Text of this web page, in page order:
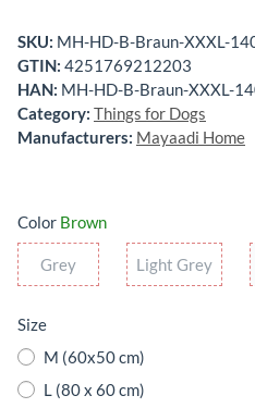
SKU: MH-HD-B-Braun-XXXL-
GTIN: 4251769212203
HAN: MH-HD-B-Braun-XXXL-
Category: Things for Dogs
Manufacturers: Mayaadi Home
Color Brown
GreyGrey Light GreyLight
Size
M (60x50 cm)
L (80 x 60 cm)